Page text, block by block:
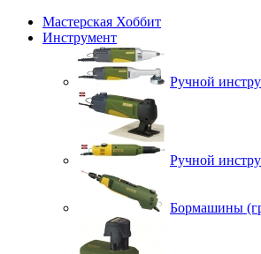
Мастерская Хоббит
Инструмент
Ручной
Ручной
Бормашины